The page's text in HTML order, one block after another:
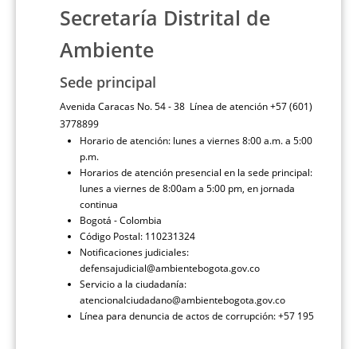
Secretaría Distrital de
Ambiente
Sede principal
Avenida Caracas No. 54 - 38 Línea de atención +57 (601)
3778899
Horario de atención: lunes a viernes 8:00 a.m. a 5:00
p.m.
Horarios de atención presencial en la sede principal:
lunes a viernes de 8:00am a 5:00 pm, en jornada
continua
Bogotá - Colombia
Código Postal: 110231324
Notificaciones judiciales:
defensajudicial@ambientebogota.gov.co
Servicio a la ciudadanía:
atencionalciudadano@ambientebogota.gov.co
Línea para denuncia de actos de corrupción: +57 195